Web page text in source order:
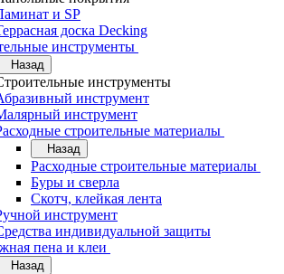
и SP
доска Decking
инструменты
Назад
инструменты
инструмент
инструмент
строительные материалы
Назад
Расходные строительные материалы
Буры и сверла
Скотч, клейкая лента
инструмент
индивидуальной защиты
пена и клеи
Назад